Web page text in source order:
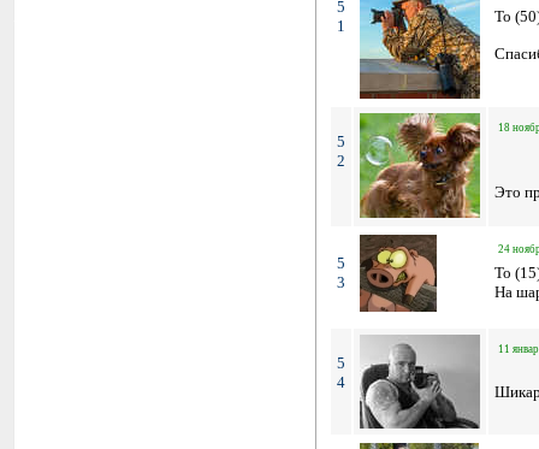
5
1
To
5
2
18
Это
5
3
24
To
На
5
4
11